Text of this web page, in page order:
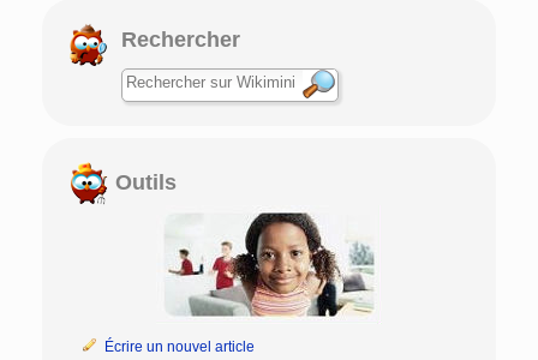
Rechercher
Outils
Écrire un nouvel article